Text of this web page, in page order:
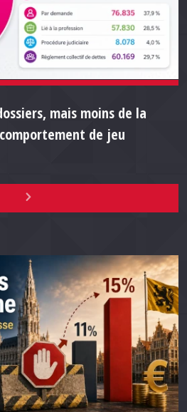
mais moins de la
de jeu